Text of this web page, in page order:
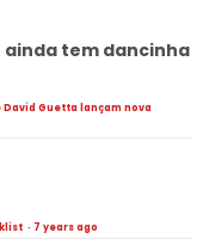
ainda tem dancinha
David Guetta lançam nova
· 7 years ago